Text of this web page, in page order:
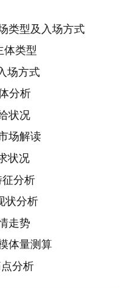
类型及入场方式
体类型
场方式
分析
状况
场解读
状况
征分析
状分析
走势
体量测算
分析